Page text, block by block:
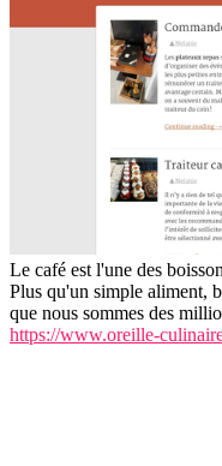
Le café est l'une des
Plus qu'un simple aliment,
que nous sommes des
https://www.oreille-